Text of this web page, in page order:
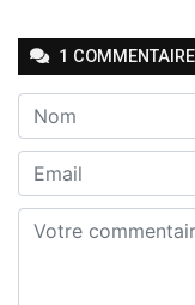
1 COMMENTAIRE